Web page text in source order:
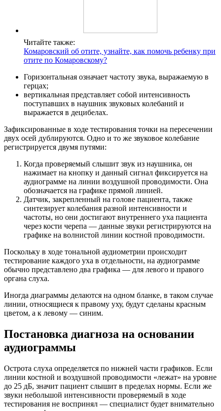
Читайте также:
Комаровский об отите, узнайте, как помочь ребенку при
отите по Комаровскому?
Горизонтальная означает частоту звука, выражаемую в
герцах;
вертикальная представляет собой интенсивность
поступавших в наушник звуковых колебаний и
выражается в децибелах.
Зафиксированные в ходе тестирования точки на пересечении
двух осей дублируются. Одно и то же звуковое колебание
регистрируется двумя путями:
Когда проверяемый слышит звук из наушника, он
нажимает на кнопку и данный сигнал фиксируется на
аудиограмме на линии воздушной проводимости. Она
обозначается на графике прямой линией.
Датчик, закрепленный на голове пациента, также
синтезирует колебания разной интенсивности и
частоты, но они достигают внутреннего уха пациента
через кости черепа — данные звуки регистрируются на
графике на волнистой линии костной проводимости.
Поскольку в ходе тональной аудиометрии происходит
тестирование каждого уха в отдельности, на аудиограмме
обычно представлено два графика — для левого и правого
органа слуха.
Иногда диаграммы делаются на одном бланке, в таком случае
линии, относящиеся к правому уху, будут сделаны красным
цветом, а к левому — синим.
Постановка диагноза на основании
аудиограммы
Острота слуха определяется по нижней части графиков. Если
линии костной и воздушной проводимости «лежат» на уровне
до 25 дБ, значит пациент слышит в пределах нормы. Если же
звуки небольшой интенсивности проверяемый в ходе
тестирования не воспринял — специалист будет внимательно